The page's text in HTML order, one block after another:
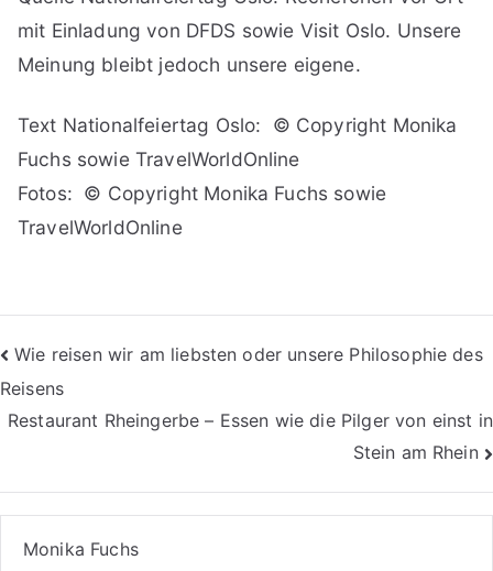
mit Einladung von DFDS sowie Visit Oslo. Unsere
Meinung bleibt jedoch unsere eigene.
Text Nationalfeiertag Oslo: © Copyright Monika
Fuchs sowie TravelWorldOnline
Fotos: © Copyright Monika Fuchs sowie
TravelWorldOnline
Beitragsnavigation
Wie reisen wir am liebsten oder unsere Philosophie des
Reisens
Restaurant Rheingerbe – Essen wie die Pilger von einst in
Stein am Rhein
Monika Fuchs